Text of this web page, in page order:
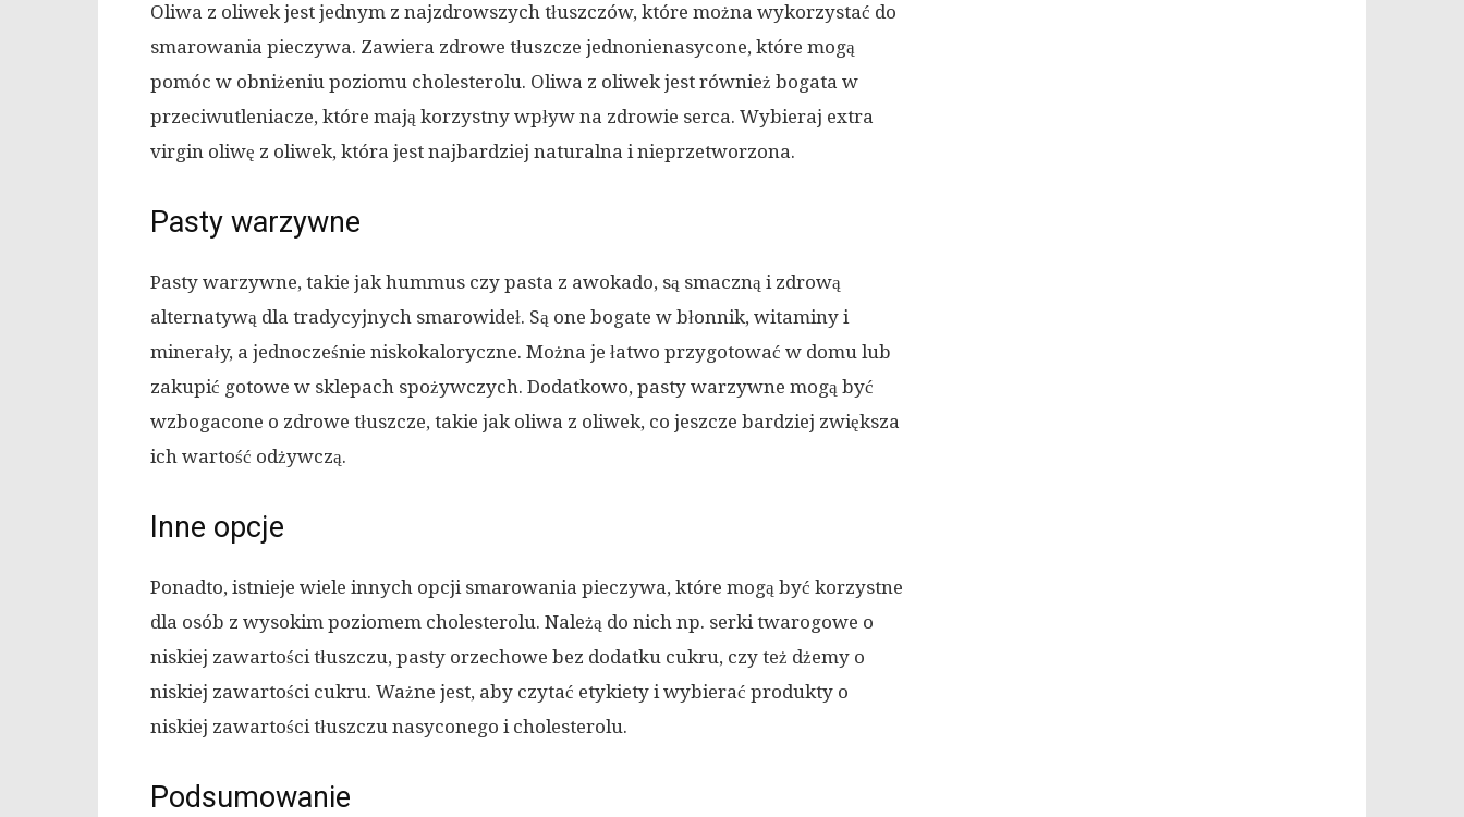
Oliwa z oliwek jest jednym z najzdrowszych tłuszczów, które można wykorzystać do
smarowania pieczywa. Zawiera zdrowe tłuszcze jednonienasycone, które mogą
pomóc w obniżeniu poziomu cholesterolu. Oliwa z oliwek jest również bogata w
przeciwutleniacze, które mają korzystny wpływ na zdrowie serca. Wybieraj extra
virgin oliwę z oliwek, która jest najbardziej naturalna i nieprzetworzona.
Pasty warzywne
Pasty warzywne, takie jak hummus czy pasta z awokado, są smaczną i zdrową
alternatywą dla tradycyjnych smarowideł. Są one bogate w błonnik, witaminy i
minerały, a jednocześnie niskokaloryczne. Można je łatwo przygotować w domu lub
zakupić gotowe w sklepach spożywczych. Dodatkowo, pasty warzywne mogą być
wzbogacone o zdrowe tłuszcze, takie jak oliwa z oliwek, co jeszcze bardziej zwiększa
ich wartość odżywczą.
Inne opcje
Ponadto, istnieje wiele innych opcji smarowania pieczywa, które mogą być korzystne
dla osób z wysokim poziomem cholesterolu. Należą do nich np. serki twarogowe o
niskiej zawartości tłuszczu, pasty orzechowe bez dodatku cukru, czy też dżemy o
niskiej zawartości cukru. Ważne jest, aby czytać etykiety i wybierać produkty o
niskiej zawartości tłuszczu nasyconego i cholesterolu.
Podsumowanie